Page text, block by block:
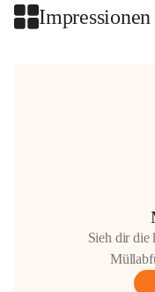
Impressionen
Sieh dir die